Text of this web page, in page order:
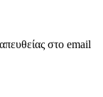
στο email